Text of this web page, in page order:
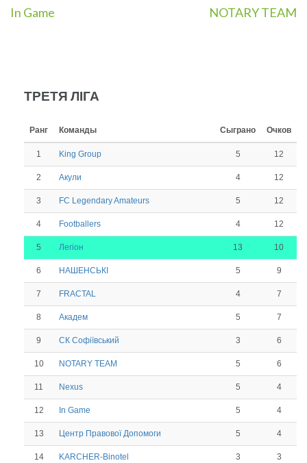
Навигация
In Game NOTARY TEAM
ТРЕТЯ ЛІГА
Ранг Команды Сыграно Очков
1 King Group 5 12
2 Акули 4 12
3 FC Legendary Amateurs 5 12
4 Footballers 4 12
5 Легіон 13 10
6 НАШЕНСЬКІ 5 9
7 FRACTAL 4 7
8 Академ 5 7
9 СК Софіївський 3 6
10 NOTARY TEAM 5 6
11 Nexus 5 4
12 In Game 5 4
13 Центр Правової Допомоги 5 4
14 KARCHER-Binotel 3 3